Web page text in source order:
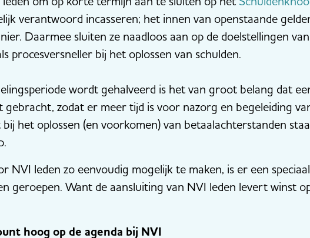
verantwoord incasseren; het innen van openstaande
Daarmee sluiten ze naadloos aan op de doelstellingen
procesversneller bij het oplossen van schulden.
wordt gehalveerd is het van groot belang dat
zodat er meer tijd is voor nazorg en begeleiding
het oplossen (en voorkomen) van betaalachterstanden
NVI leden zo eenvoudig mogelijk te maken, is er een
geroepen. Want de aansluiting van NVI leden levert winst
hoog op de agenda bij NVI